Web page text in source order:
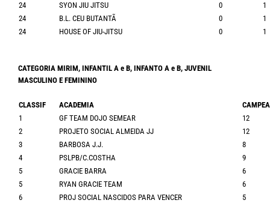
24
SYON JIU JITSU 0
1
24
B.L. CEU BUTANTÃ 0
1
24
HOUSE OF JIU-JITSU 0 1
CATEGORIA MIRIM, INFANTIL A e B, INFANTO A e B, JUVENIL
MASCULINO E FEMININO
CLASSIF ACADEMIA
1
GF TEAM DOJO SEMEAR
12
2
PROJETO SOCIAL ALMEIDA JJ
12
3
BARBOSA J.J.
8
4
PSLPB/C.COSTHA
9
5
GRACIE BARRA
6
5
RYAN GRACIE TEAM
6
6
PROJ SOCIAL NASCIDOS PARA VENCER
5